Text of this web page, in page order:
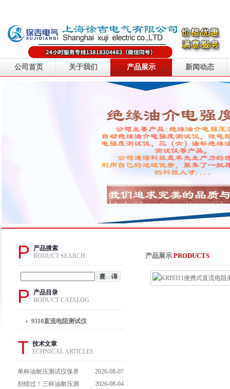
公司首页 关于我们 产品展示 新闻动态
P
产品搜索
RODUCT SEARCH
P
产品目录
RODUCT CATALOG
9310直流电阻测试仪
T 技术文章
ECHNICAL ARTICLES
单杯油耐压测试仪保养
避坑指南：细节做到
2026-08-07
别错过！三杯油耐压测
2026-08-04
产品展示 PRODUCTS